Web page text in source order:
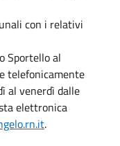
con i relativi
Sportello al
telefonicamente
al venerdì dalle
elettronica
.